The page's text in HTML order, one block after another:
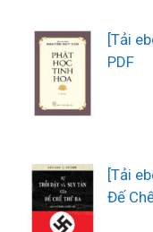
[Tải
PDF
[Tải
Đế